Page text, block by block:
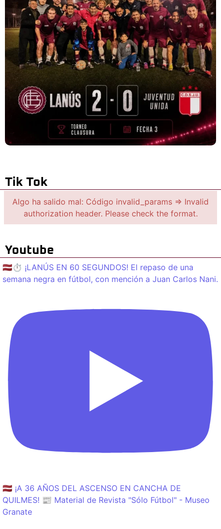
Tik Tok
Algo ha salido mal: Código invalid_params => Invalid
authorization header. Please check the format.
Youtube
🇱🇻⏱️ ¡LANÚS EN 60 SEGUNDOS! El repaso de una
semana negra en fútbol, con mención a Juan Carlos Nani.
🇱🇻 ¡A 36 AÑOS DEL ASCENSO EN CANCHA DE
QUILMES! 📰 Material de Revista "Sólo Fútbol" - Museo
Granate